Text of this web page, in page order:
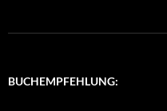
BUCHEMPFEHLUNG: